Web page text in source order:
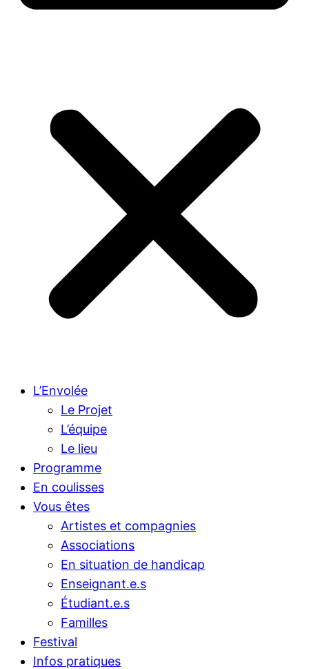
L’Envolée
Le Projet
L’équipe
Le lieu
Programme
En coulisses
Vous êtes
Artistes et compagnies
Associations
En situation de handicap
Enseignant.e.s
Étudiant.e.s
Familles
Festival
Infos pratiques